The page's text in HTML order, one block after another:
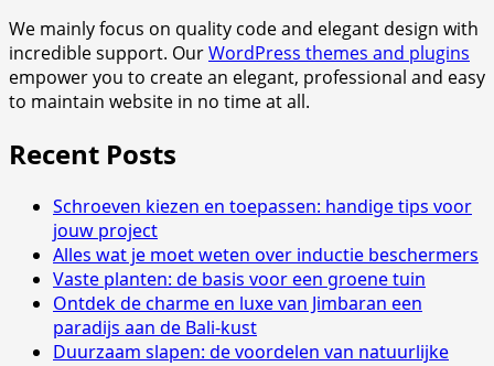
We mainly focus on quality code and elegant design with
incredible support. OurWordPress themes and plugins
empower you to create an elegant, professional and easy
to maintain website in no time at all.
Recent Posts
Schroeven kiezen en toepassen: handige tips voor
jouw project
Alles wat je moet weten over inductie beschermers
Vaste planten: de basis voor een groene tuin
Ontdek de charme en luxe van Jimbaran een
paradijs aan de Bali-kust
Duurzaam slapen: de voordelen van natuurlijke